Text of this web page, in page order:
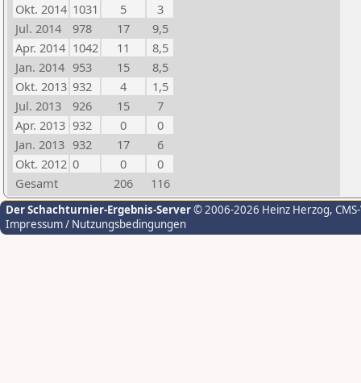
Okt. 2014 1031 5
3
Jul. 2014
978 17
9,5
Apr. 2014 1042 11
8,5
Jan. 2014 953 15
8,5
Okt. 2013 932 4
1,5
Jul. 2013
926 15
7
Apr. 2013 932 0
0
Jan. 2013 932 17
6
Okt. 2012 0 0
0
Gesamt
206 116
Der Schachturnier-Ergebnis-Server© 2006-2026 Heinz Herzog,
Impressum / Nutzungsbedingungen